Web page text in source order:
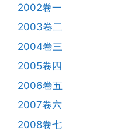
2002卷一
2003卷二
2004卷三
2005卷四
2006卷五
2007卷六
2008卷七